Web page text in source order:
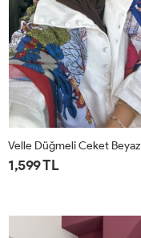
Velle Düğmeli Ceket Beyaz
1,599 TL